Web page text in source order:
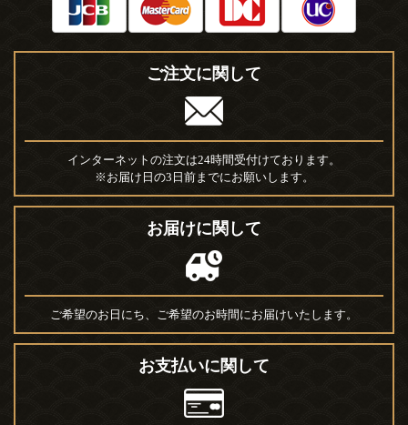
ご注文に関して
インターネットの注文は24時間受付けております。
※お届け日の3日前までにお願いします。
お届けに関して
ご希望のお日にち、ご希望のお時間にお届けいたします。
お支払いに関して